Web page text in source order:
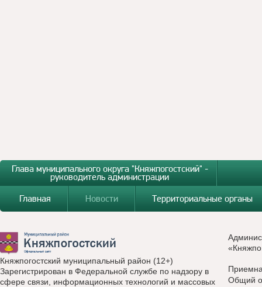
Глава муниципального округа "Княжпогостский" -
руководитель администрации
Главная
Новости Территориальные органы
Княжпогостский муниципальный район (12+)
Зарегистрирован в Федеральной службе по надзору в
сфере связи, информационных технологий и массовых
Общий